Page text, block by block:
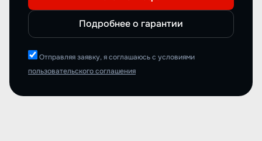
Подробнее о гарантии
Отправляя заявку, я соглашаюсь с условиями
пользовательского соглашения